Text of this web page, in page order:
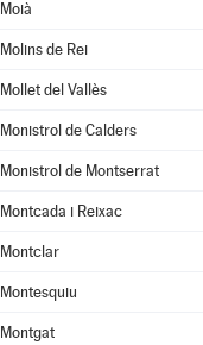
Moià
Molins de Rei
Mollet del Vallès
Monistrol de Calders
Monistrol de Montserrat
Montcada i Reixac
Montclar
Montesquiu
Montgat